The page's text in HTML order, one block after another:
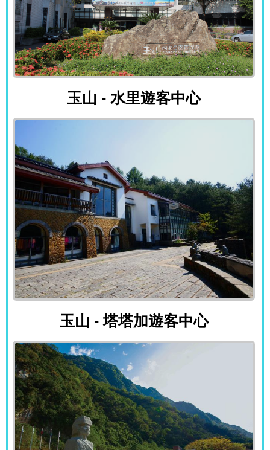
玉山 - 水里遊客中心
玉山 - 水里遊客中心
玉山 - 塔塔加遊客中心
玉山 - 塔塔加遊客中心